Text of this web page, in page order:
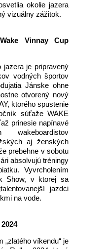
okolie jazera
vizuálny zážitok.
Vinnay Cup
jazera je pripravený
vodných športov
Jánske ohne
otvorený nový
ktorého spustenie
súťaže WAKE
prinesie napínavé
wakeboardistov
aj ženských
prebehne v sobotu
absolvujú tréningy
Vyvrcholením
Show, v ktorej sa
jazdci
na vode.
víkendu“ je